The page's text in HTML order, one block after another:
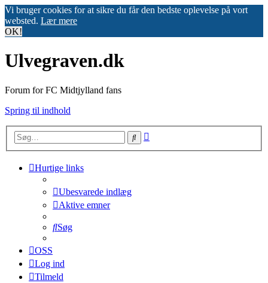
Vi bruger cookies for at sikre du får den bedste oplevelse på vort
websted. Lær mere
OK!
Ulvegraven.dk
Forum for FC Midtjylland fans
Spring til indhold
Søg
Hurtige links
Ubesvarede indlæg
Aktive emner
Søg
OSS
Log ind
Tilmeld